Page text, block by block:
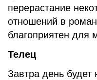
перерастание
отношений в
благоприятен для
Телец
Завтра день